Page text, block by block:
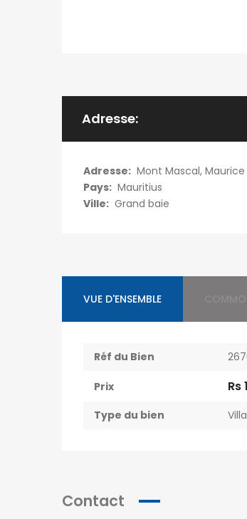
Adresse:
Adresse: Mont Mascal, Maurice
Pays: Mauritius
Ville: Grand baie
VUE D'ENSEMBLE
Réf du Bien
Prix Rs
Type du bien Villa
Contact